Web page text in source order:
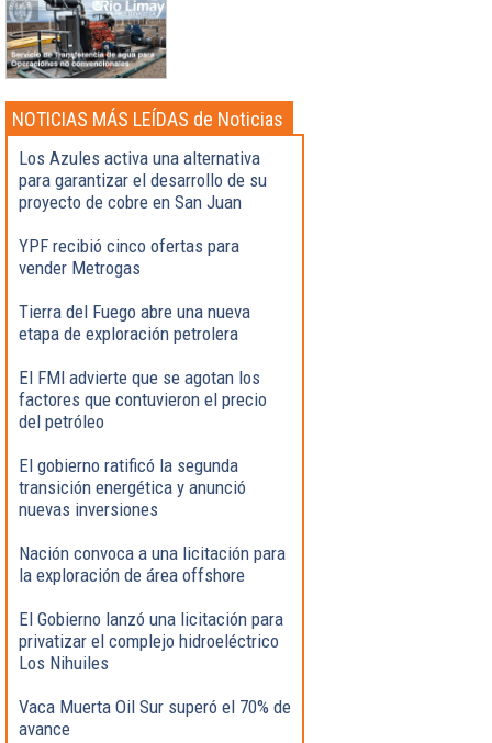
NOTICIAS MÁS LEÍDAS de Noticias
Destacadas
Los Azules activa una alternativa
para garantizar el desarrollo de su
proyecto de cobre en San Juan
YPF recibió cinco ofertas para
vender Metrogas
Tierra del Fuego abre una nueva
etapa de exploración petrolera
El FMI advierte que se agotan los
factores que contuvieron el precio
del petróleo
El gobierno ratificó la segunda
transición energética y anunció
nuevas inversiones
Nación convoca a una licitación para
la exploración de área offshore
El Gobierno lanzó una licitación para
privatizar el complejo hidroeléctrico
Los Nihuiles
Vaca Muerta Oil Sur superó el 70% de
avance